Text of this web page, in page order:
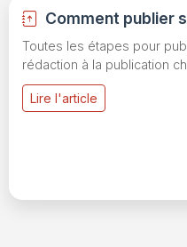
Comment publier
Toutes les étapes pour
rédaction à la publication
Lire l'article